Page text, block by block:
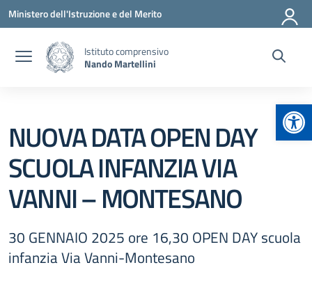
Vai ai contenuti
Vai al menu di navigazione
Vai al footer
Ministero dell'Istruzione e del Merito
Istituto comprensivo
Nando Martellini
NUOVA DATA OPEN DAY
SCUOLA INFANZIA VIA
VANNI – MONTESANO
30 GENNAIO 2025 ore 16,30 OPEN DAY scuola
infanzia Via Vanni-Montesano